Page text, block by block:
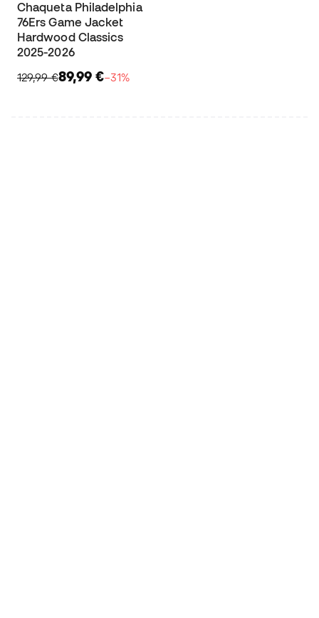
Chaqueta Philadelphia
76Ers Game Jacket
Hardwood Classics
2025-2026
129,99 €89,99 €−31%